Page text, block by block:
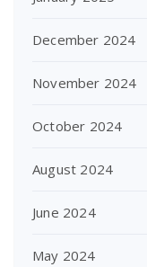
December 2024
November 2024
October 2024
August 2024
June 2024
May 2024